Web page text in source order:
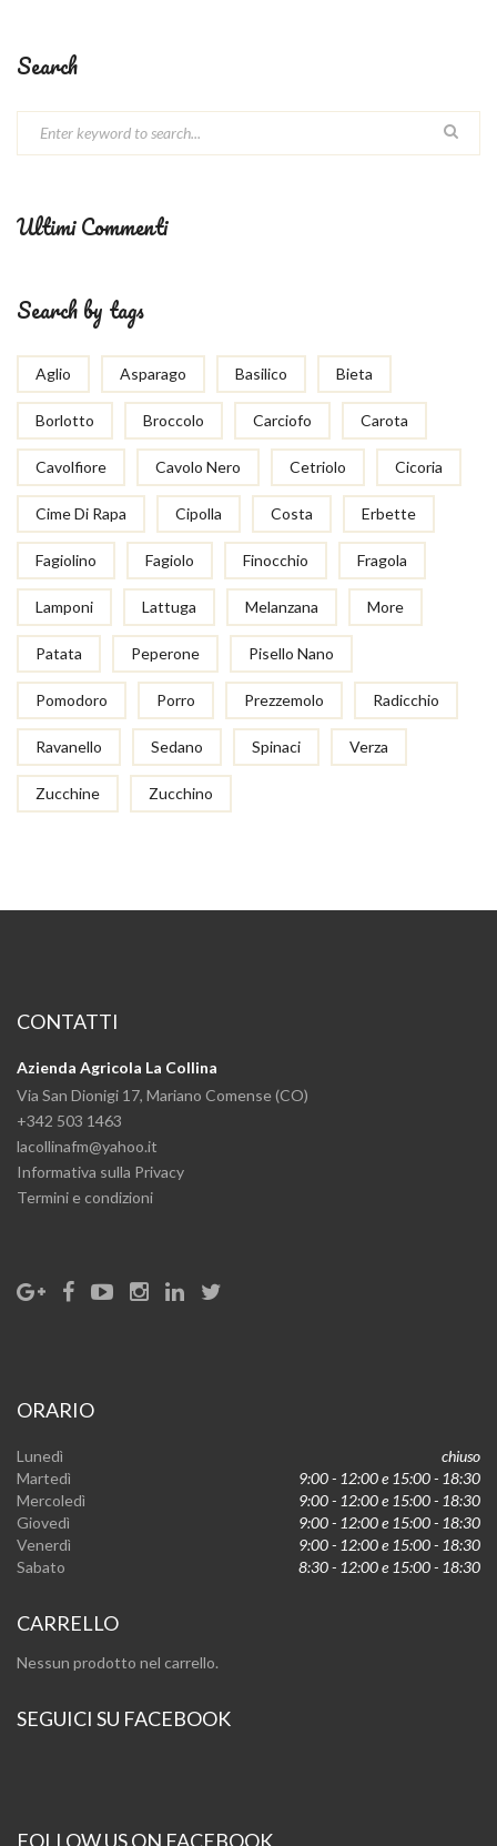
Search
Ultimi Commenti
Search by tags
Aglio Asparago Basilico Bieta
Borlotto Broccolo Carciofo Carota
Cavolfiore Cavolo Nero Cetriolo Cicoria
Cime Di Rapa Cipolla Costa Erbette
Fagiolino Fagiolo Finocchio Fragola
Lamponi Lattuga Melanzana More
Patata Peperone Pisello Nano
Pomodoro Porro Prezzemolo Radicchio
Ravanello Sedano Spinaci Verza
Zucchine Zucchino
CONTATTI
Azienda Agricola La Collina
Via San Dionigi 17, Mariano Comense (CO)
+342 503 1463
lacollinafm@yahoo.it
Informativa sulla Privacy
Termini e condizioni
ORARIO
Lunedì
chiuso
Martedì
9:00 - 12:00 e 15:00 - 18:30
Mercoledì
9:00 - 12:00 e 15:00 - 18:30
Giovedì
9:00 - 12:00 e 15:00 - 18:30
Venerdì
9:00 - 12:00 e 15:00 - 18:30
Sabato
8:30 - 12:00 e 15:00 - 18:30
CARRELLO
Nessun prodotto nel carrello.
SEGUICI SU FACEBOOK
FOLLOW US ON FACEBOOK